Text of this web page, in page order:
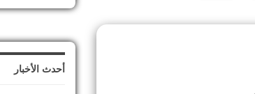
أحدث الأخبار